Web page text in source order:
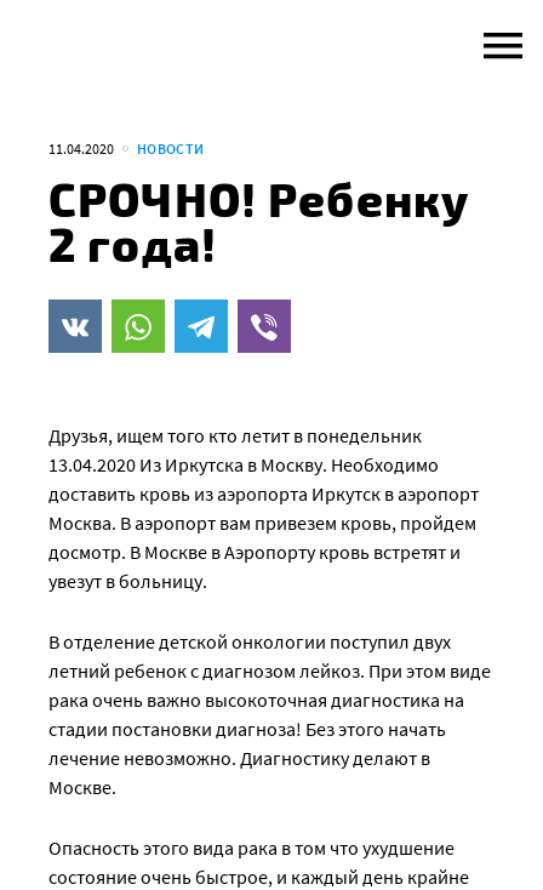
11.04.2020 НОВОСТИ
СРОЧНО! Ребенку
2 года!
Друзья, ищем того кто летит в понедельник
13.04.2020 Из Иркутска в Москву. Необходимо
доставить кровь из аэропорта Иркутск в аэропорт
Москва. В аэропорт вам привезем кровь, пройдем
досмотр. В Москве в Аэропорту кровь встретят и
увезут в больницу.
В отделение детской онкологии поступил двух
летний ребенок с диагнозом лейкоз. При этом виде
рака очень важно высокоточная диагностика на
стадии постановки диагноза! Без этого начать
лечение невозможно. Диагностику делают в
Москве.
Опасность этого вида рака в том что ухудшение
состояние очень быстрое, и каждый день крайне